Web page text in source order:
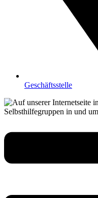
Geschäftsstelle